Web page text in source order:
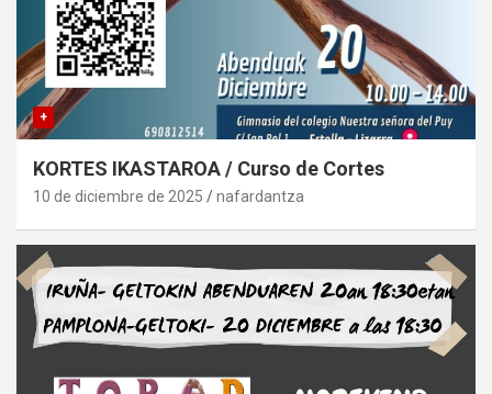
+
KORTES IKASTAROA / Curso de Cortes
10 de diciembre de 2025 nafardantza